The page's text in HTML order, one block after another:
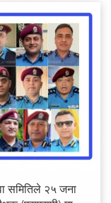
समितिले २५ जना